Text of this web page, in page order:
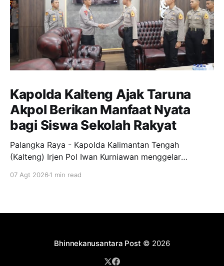
Kapolda Kalteng Ajak Taruna
Akpol Berikan Manfaat Nyata
bagi Siswa Sekolah Rakyat
Palangka Raya - Kapolda Kalimantan Tengah
(Kalteng) Irjen Pol Iwan Kurniawan menggelar
tingkat IV bertempat di ruang kerjanya, Jumat
07 Agt 2026 1 min read
Bhinnekanusantara Post © 2026